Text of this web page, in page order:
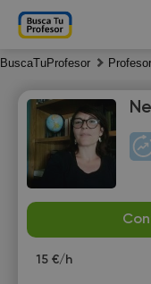
BuscaTuProfesor Profesor
15 €/h
8